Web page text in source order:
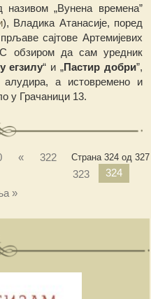
називом „Вунена времена”
), Владика Атанасије, поред
сајтове Артемијевих
обзиром да сам уредник
егзилу“ и „Пастир добри”,
алудира, а истовремено и
у Грачаници 13.
Страна 324 од 327
«
322
323
324
»